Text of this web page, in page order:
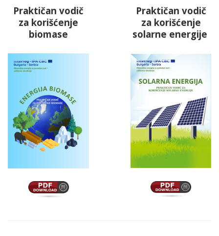
Praktičan vodič
za korišćenje
biomase
Praktičan vodič
za korišćenje
solarne energije